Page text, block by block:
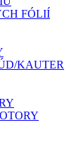
FÓLIÍ
KAUTER